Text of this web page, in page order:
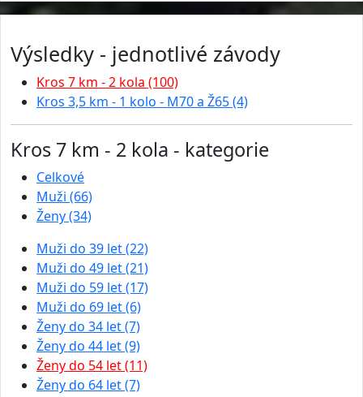
Výsledky - jednotlivé závody
Kros 7 km - 2 kola (100)
Kros 3,5 km - 1 kolo - M70 a Ž65 (4)
Kros 7 km - 2 kola - kategorie
Celkové
Muži (66)
Ženy (34)
Muži do 39 let (22)
Muži do 49 let (21)
Muži do 59 let (17)
Muži do 69 let (6)
Ženy do 34 let (7)
Ženy do 44 let (9)
Ženy do 54 let (11)
Ženy do 64 let (7)